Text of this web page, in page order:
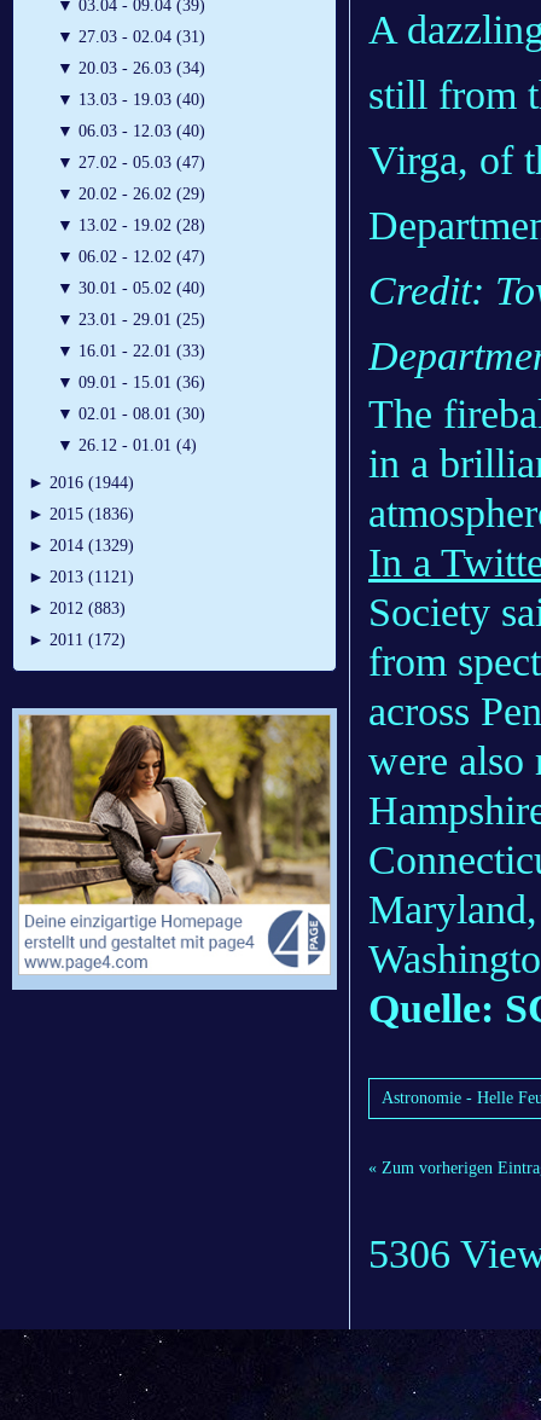
▼ 03.04 - 09.04 (39)
▼ 27.03 - 02.04 (31)
▼ 20.03 - 26.03 (34)
▼ 13.03 - 19.03 (40)
▼ 06.03 - 12.03 (40)
▼ 27.02 - 05.03 (47)
▼ 20.02 - 26.02 (29)
▼ 13.02 - 19.02 (28)
▼ 06.02 - 12.02 (47)
▼ 30.01 - 05.02 (40)
▼ 23.01 - 29.01 (25)
▼ 16.01 - 22.01 (33)
▼ 09.01 - 15.01 (36)
▼ 02.01 - 08.01 (30)
▼ 26.12 - 01.01 (4)
► 2016 (1944)
► 2015 (1836)
► 2014 (1329)
► 2013 (1121)
► 2012 (883)
► 2011 (172)
A
still from
Virga, of
Credit:
The
in a
In a
Society
from
across
were also
Quelle:
Astronomie - Helle
« Zum vorherigen
5306